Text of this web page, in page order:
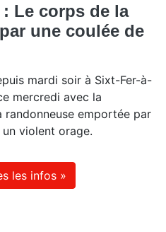
Le corps de la
une coulée de
mardi soir à Sixt-Fer-à-
mercredi avec la
emportée par
violent orage.
les infos »